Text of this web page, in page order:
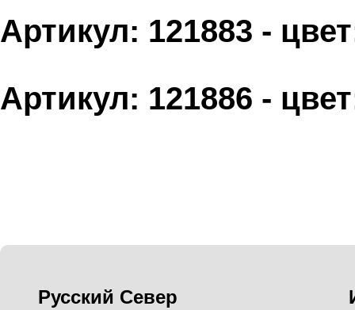
Артикул: 121883 -
Артикул: 121886 -
Русский Север